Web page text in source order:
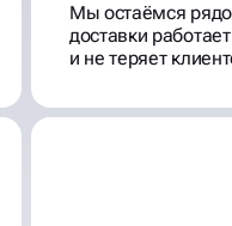
Мы остаёмся
доставки
и не теряет